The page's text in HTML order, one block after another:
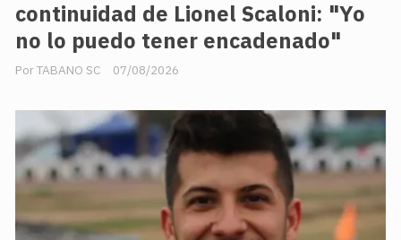
continuidad de Lionel Scaloni: "Yo
no lo puedo tener encadenado"
TABANO SC 07/08/2026